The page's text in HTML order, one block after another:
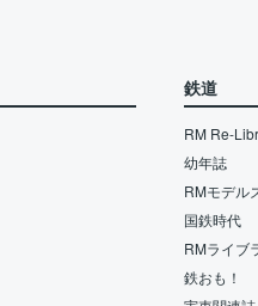
鉄道
RM Re-
幼年誌
RMモデル
国鉄時代
RMライブ
鉄おも！